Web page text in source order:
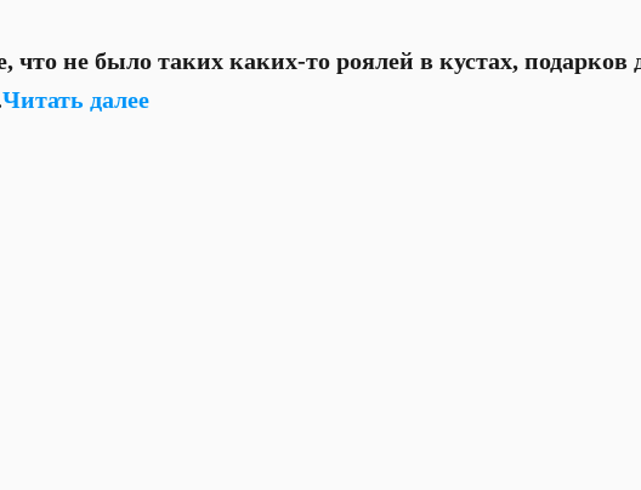
не было таких каких-то роялей в кустах, подарков
Читать далее